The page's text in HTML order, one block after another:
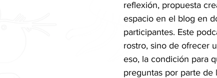
reflexión, propuesta
espacio en el blog en
participantes. Este
rostro, sino de ofrecer
eso, la condición para
preguntas por parte de